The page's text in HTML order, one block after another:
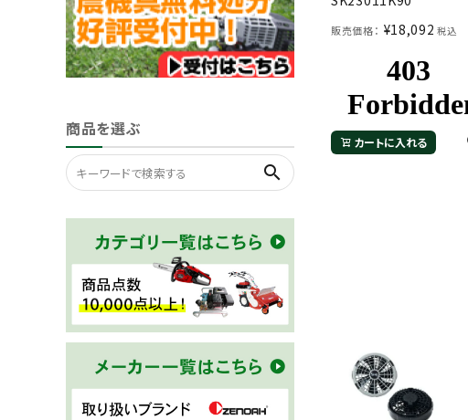
商品を選ぶ
search
販売価格： ¥18,092 税込
カートに入れる